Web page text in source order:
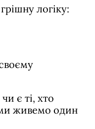
логіку:
є ті, хто
ми живемо один